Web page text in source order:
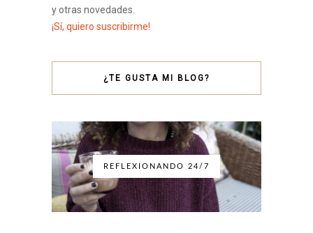
y otras novedades.
¡Sí, quiero suscribirme!
¿TE GUSTA MI BLOG?
REFLEXIONANDO 24/7